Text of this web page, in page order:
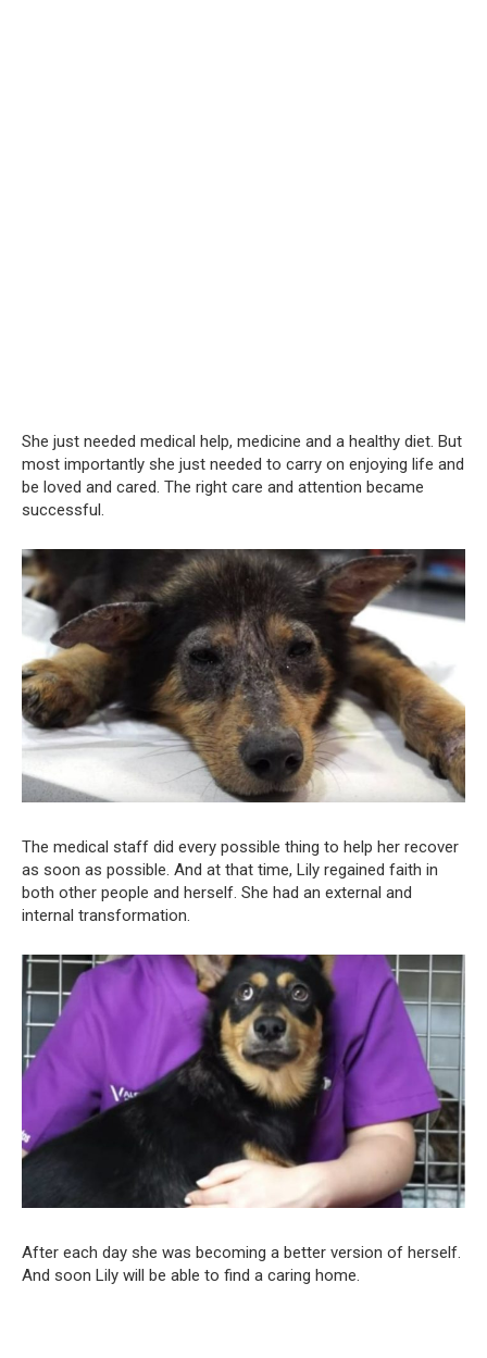
She just needed medical help, medicine and a healthy diet. But
most importantly she just needed to carry on enjoying life and
be loved and cared. The right care and attention became
successful.
The medical staff did every possible thing to help her recover
as soon as possible. And at that time, Lily regained faith in
both other people and herself. She had an external and
internal transformation.
After each day she was becoming a better version of herself.
And soon Lily will be able to find a caring home.